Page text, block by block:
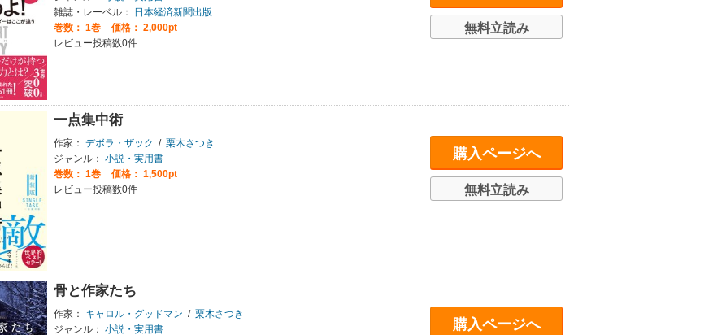
雑誌・レーベル：
日本経済新聞出版
巻数： 1巻
価格： 2,000pt
レビュー投稿数0件
無料立読み
一点集中術
作家： デボラ・ザック / 栗木さつき
ジャンル： 小説・実用書
巻数： 1巻
価格： 1,500pt
レビュー投稿数0件
購入ページへ
無料立読み
骨と作家たち
作家： キャロル・グッドマン / 栗木さつき
ジャンル： 小説・実用書
購入ページへ